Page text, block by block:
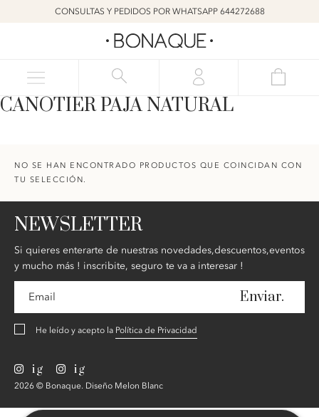
CONSULTAS Y PEDIDOS POR WHATSAPP 644272688
CANOTIER PAJA NATURAL
NO SE HAN ENCONTRADO PRODUCTOS QUE COINCIDAN CON
TU SELECCIÓN.
NEWSLETTER
Si quieres enterarte de nuestras novedades,descuentos,eventos
y mucho más ! inscribite, seguro te va a interesar !
He leído y acepto la Política de Privacidad
ig ig
2026 © Bonaque. Diseño Melon Blanc